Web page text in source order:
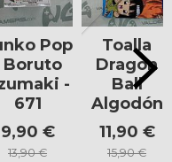
Pop
Boruto
-
671
9,90 €
13,90 €
Toalla
Dragon
Ball
Algodón
11,90 €
15,90 €